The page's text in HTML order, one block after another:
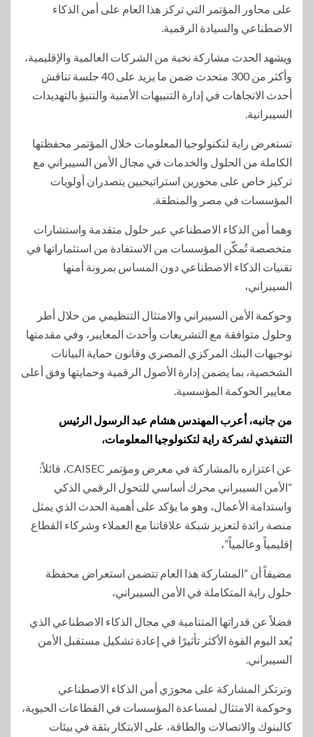
على محاور المؤتمر التي تركز هذا العام على أمن الذكاء
الاصطناعي والسيادة الرقمية.
ويشهد الحدث مشاركة نخبة من الشركات العالمية والإقليمية،
وأكثر من 300 متحدث ضمن ما يزيد على 40 جلسة تناقش
أحدث الاتجاهات في إدارة التنبيهات الأمنية والتنبؤ بالتهديدات
السيبرانية.
تستعرض راية لتكنولوجيا المعلومات خلال المؤتمر محفظتها
الكاملة من الحلول والخدمات في مجال الأمن السيبراني مع
تركيز خاص على محورين استراتيجيين يتصدران أولويات
المؤسسات في مصر والمنطقة.
وهما أمن الذكاء الاصطناعي عبر حلول متقدمة واستشارات
متخصصة تُمكّن المؤسسات من الاستفادة من استثماراتها في
تقنيات الذكاء الاصطناعي دون المساس بمرونة أمنها
السيبراني،
وحوكمة الأمن السيبراني والامتثال التنظيمي من خلال أطر
وحلول متوافقة مع التشريعات وأحدث المعايير، وفي مقدمتها
توجيهات البنك المركزي المصري وقانون حماية البيانات
الشخصية، بما يضمن إدارة الأصول الرقمية وحمايتها وفق أعلى
معايير الحوكمة المؤسسية.
من جانبه، أعرب المهندس هشام عبد الرسول الرئيس
التنفيذي لشركة راية لتكنولوجيا المعلومات،
عن اعتزازه بالمشاركة في معرض ومؤتمر CAISEC، قائلاً:
“الأمن السيبراني محرك أساسي للتحول الرقمي الذكي
واستدامة الأعمال، وهو ما يؤكد على أهمية الحدث الذي يمثل
منصة رائدة لتعزيز شبكة علاقاتنا مع العملاء وشركاء القطاع
إقليمياً وعالمياً”،
مضيفاً أن “المشاركة هذا العام تتضمن استعراض محفظة
حلول راية المتكاملة في الأمن السيبراني،
فضلاً عن قدراتها المتنامية في مجال الذكاء الاصطناعي الذي
يُعد اليوم القوة الأكثر تأثيرًا في إعادة تشكيل مستقبل الأمن
السيبراني.
وترتكز المشاركة على محورَي أمن الذكاء الاصطناعي
وحوكمة الامتثال لمساعدة المؤسسات في القطاعات الحيوية،
كالبنوك والاتصالات والطاقة، على الابتكار بثقة في بيئات